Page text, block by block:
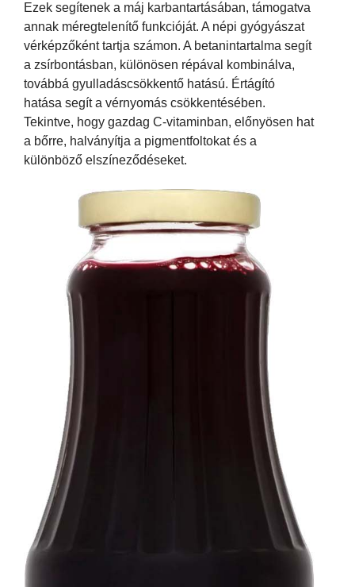
Ezek segítenek a máj karbantartásában, támogatva
annak méregtelenítő funkcióját. A népi gyógyászat
vérképzőként tartja számon. A betanintartalma segít
a zsírbontásban, különösen répával kombinálva,
továbbá gyulladáscsökkentő hatású. Értágító
hatása segít a vérnyomás csökkentésében.
Tekintve, hogy gazdag C-vitaminban, előnyösen hat
a bőrre, halványítja a pigmentfoltokat és a
különböző elszíneződéseket.